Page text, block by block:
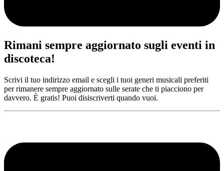
Rimani sempre aggiornato sugli eventi in
discoteca!
Scrivi il tuo indirizzo email e scegli i tuoi generi musicali preferiti
per rimanere sempre aggiornato sulle serate che ti piacciono per
davvero. È gratis! Puoi disiscriverti quando vuoi.